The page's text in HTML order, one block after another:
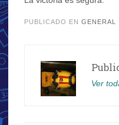
PUBLICADO EN GENERAL
Ver